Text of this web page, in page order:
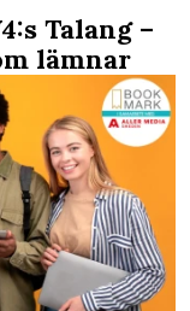
Talang –
lämnar